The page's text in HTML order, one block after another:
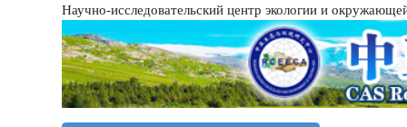
Научно-исследовательский центр экологии и